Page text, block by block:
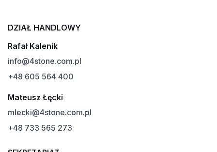
DZIAŁ HANDLOWY
Rafał Kalenik
info@4stone.com.pl
+48 605 564 400
Mateusz Łęcki
mlecki@4stone.com.pl
+48 733 565 273